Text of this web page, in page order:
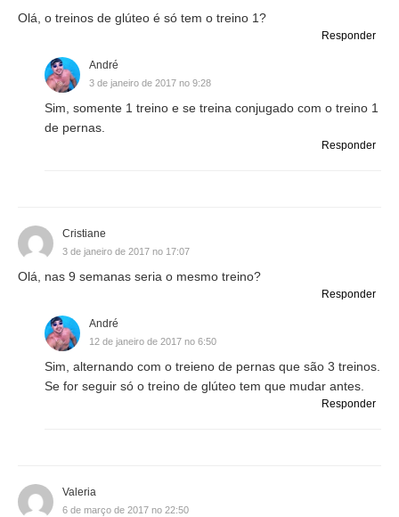
Olá, o treinos de glúteo é só tem o treino 1?
Responder
André
3 de janeiro de 2017 no 9:28
Sim, somente 1 treino e se treina conjugado com o treino 1
de pernas.
Responder
Cristiane
3 de janeiro de 2017 no 17:07
Olá, nas 9 semanas seria o mesmo treino?
Responder
André
12 de janeiro de 2017 no 6:50
Sim, alternando com o treieno de pernas que são 3 treinos.
Se for seguir só o treino de glúteo tem que mudar antes.
Responder
Valeria
6 de março de 2017 no 22:50